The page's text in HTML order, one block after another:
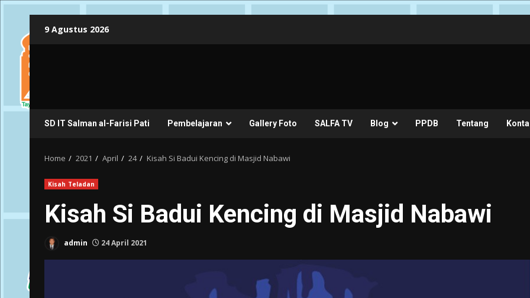
to
content
9 Agustus 2026
SD IT Salman al-Farisi Pati Pembelajaran Gallery Foto SALFA TV Blog PPDB Tentang
Home 2021 April 24 Kisah Si Badui Kencing di Masjid Nabawi
Kisah Teladan
Kisah Si Badui Kencing di Masjid Nabawi
admin 24 April 2021